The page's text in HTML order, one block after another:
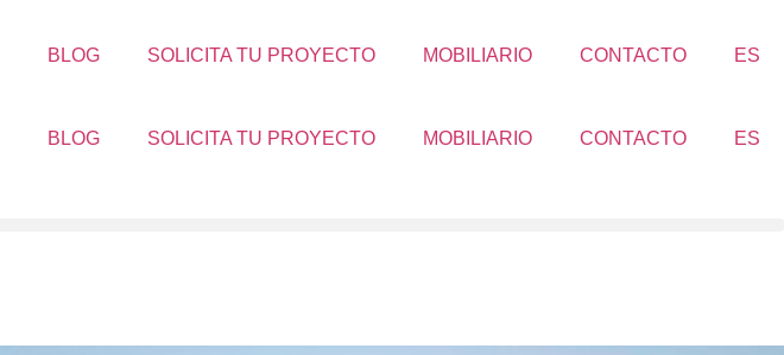
BLOG SOLICITA TU PROYECTO MOBILIARIO CONTACTO ES
BLOG SOLICITA TU PROYECTO MOBILIARIO CONTACTO ES